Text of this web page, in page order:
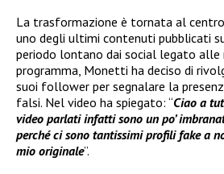
La trasformazione è tornata al
uno degli ultimi contenuti pubblicati
periodo lontano dai social legato alle
programma, Monetti ha deciso di
suoi follower per segnalare la
falsi. Nel video ha spiegato: “Ciao a
video parlati infatti sono un po’
perché ci sono tantissimi profili fake a
mio originale”.